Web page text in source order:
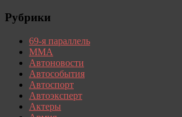
Рубрики
69-я параллель
MMA
Автоновости
Автособытия
Автоспорт
Автоэксперт
Актеры